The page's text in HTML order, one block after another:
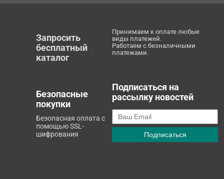
Запросить
бесплатный
каталог
Принимаем к оплате любые
виды платежей.
Работаем с безналичными
платежами.
Безопасные
покупки
Безопасная оплата с
помощью SSL-
шифрования
Подписаться на
рассылку новостей